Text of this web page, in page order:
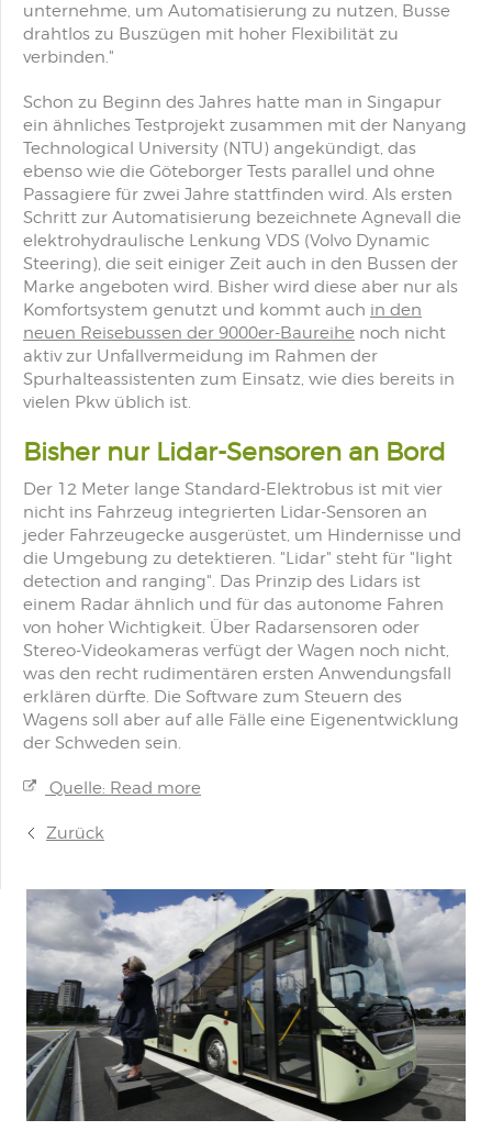
unternehme, um Automatisierung zu nutzen, Busse
drahtlos zu Buszügen mit hoher Flexibilität zu
verbinden."
Schon zu Beginn des Jahres hatte man in Singapur
ein ähnliches Testprojekt zusammen mit der Nanyang
Technological University (NTU) angekündigt, das
ebenso wie die Göteborger Tests parallel und ohne
Passagiere für zwei Jahre stattfinden wird. Als ersten
Schritt zur Automatisierung bezeichnete Agnevall die
elektrohydraulische Lenkung VDS (Volvo Dynamic
Steering), die seit einiger Zeit auch in den Bussen der
Marke angeboten wird. Bisher wird diese aber nur als
Komfortsystem genutzt und kommt auch in den
neuen Reisebussen der 9000er-Baureihe noch nicht
aktiv zur Unfallvermeidung im Rahmen der
Spurhalteassistenten zum Einsatz, wie dies bereits in
vielen Pkw üblich ist.
Bisher nur Lidar-Sensoren an Bord
Der 12 Meter lange Standard-Elektrobus ist mit vier
nicht ins Fahrzeug integrierten Lidar-Sensoren an
jeder Fahrzeugecke ausgerüstet, um Hindernisse und
die Umgebung zu detektieren. "Lidar" steht für "light
detection and ranging". Das Prinzip des Lidars ist
einem Radar ähnlich und für das autonome Fahren
von hoher Wichtigkeit. Über Radarsensoren oder
Stereo-Videokameras verfügt der Wagen noch nicht,
was den recht rudimentären ersten Anwendungsfall
erklären dürfte. Die Software zum Steuern des
Wagens soll aber auf alle Fälle eine Eigenentwicklung
der Schweden sein.
Quelle: Read more
Zurück